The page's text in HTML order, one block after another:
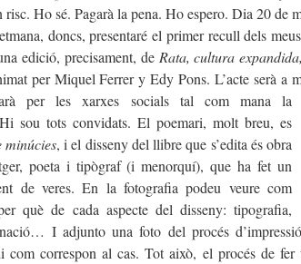
Ho sé. Pagarà la pena. Ho espero. Dia 20 de
doncs, presentaré el primer recull dels
edició, precisament, de Rata, cultura
per Miquel Ferrer y Edy Pons. L’acte serà a
per les xarxes socials tal com mana la
sou tots convidats. El poemari, molt breu, es
, i el disseny del llibre que s’edita és obra
poeta i tipògraf (i menorquí), que ha fet un
de veres. En la fotografia podeu veure com
què de cada aspecte del disseny: tipografia,
I adjunto una foto del procés
com correspon al cas. Tot això, el procés de